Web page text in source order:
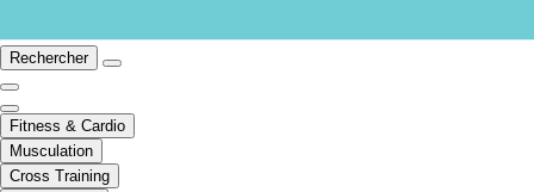
Rechercher
Fitness & Cardio
Musculation
Cross Training